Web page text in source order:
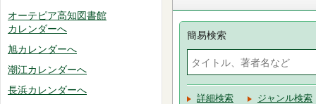
オーテピア高知図書館
カレンダーへ
旭カレンダーへ
潮江カレンダーへ
長浜カレンダーへ
簡易検索
詳細検索 ジャンル検索